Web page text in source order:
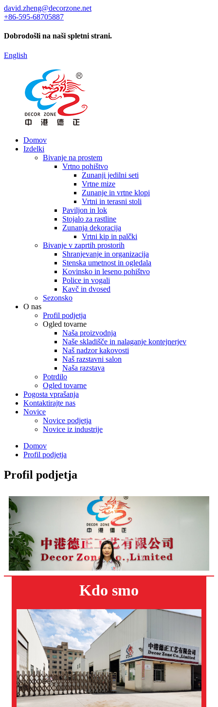
david.zheng@decorzone.net
+86-595-68705887
Dobrodošli na naši spletni strani.
English
Domov
Izdelki
Bivanje na prostem
Vrtno pohištvo
Zunanji jedilni seti
Vrtne mize
Zunanje in vrtne klopi
Vrtni in terasni stoli
Paviljon in lok
Stojalo za rastline
Zunanja dekoracija
Vrtni kip in palčki
Bivanje v zaprtih prostorih
Shranjevanje in organizacija
Stenska umetnost in ogledala
Kovinsko in leseno pohištvo
Police in vogali
Kavč in dvosed
Sezonsko
O nas
Profil podjetja
Ogled tovarne
Naša proizvodnja
Naše skladišče in nalaganje kontejnerjev
Naš nadzor kakovosti
Naš razstavni salon
Naša razstava
Potrdilo
Ogled tovarne
Pogosta vprašanja
Kontaktirajte nas
Novice
Novice podjetja
Novice iz industrije
Domov
Profil podjetja
Profil podjetja
Kdo smo